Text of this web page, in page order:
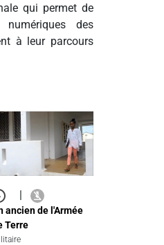
qui permet de
numériques des
à leur parcours
ancien de l'Armée
Terre